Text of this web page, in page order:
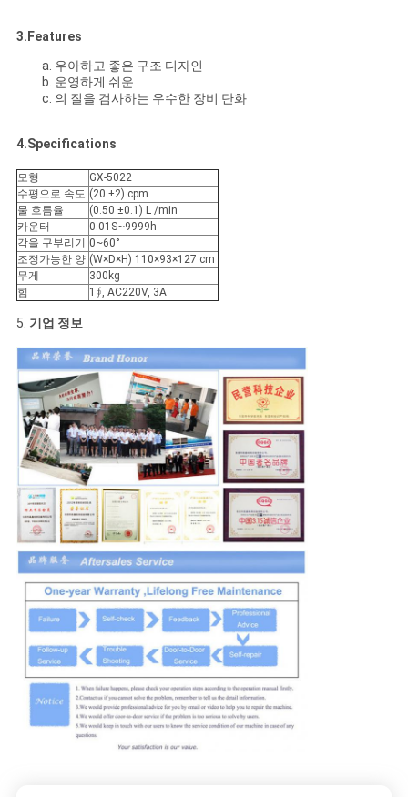
PRIVACY
POLICY
3.Features
a. 우아하고 좋은 구조 디자인
b. 운영하게 쉬운
c. 의 질을 검사하는 우수한 장비 단화
4.Specifications
모형
GX-5022
수평으로 속도 (20 ±2) cpm
물 흐름율
(0.50 ±0.1) L /min
카운터
0.01S~9999h
각을 구부리기
0~60°
조정가능한 양 (W×D×H) 110×93×127 cm
무게
300kg
힘
1∮, AC220V, 3A
5. 기업 정보